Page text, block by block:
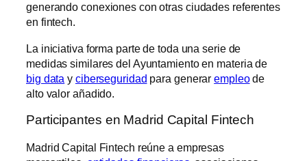
generando conexiones con otras ciudades referentes
en fintech.
La iniciativa forma parte de toda una serie de
medidas similares del Ayuntamiento en materia de
big data y ciberseguridad para generarempleode
alto valor añadido.
Participantes en Madrid Capital Fintech
Madrid Capital Fintech reúne a empresas